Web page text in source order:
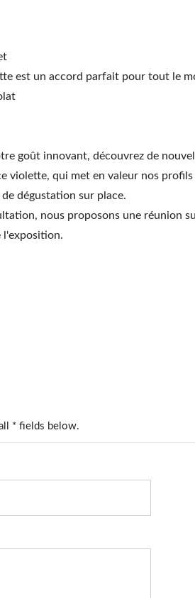
est un accord parfait pour tout le
goût innovant, découvrez de
violette, qui met en valeur nos
dégustation sur place.
nous proposons une réunion